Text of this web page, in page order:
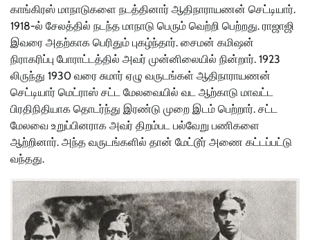
காங்கிரஸ் மாநாடுகளை நடத்தினார் ஆதிநாராயணன் செட்டியார்.
1918-ல் சேலத்தில் நடந்த மாநாடு பெரும் வெற்றி பெற்றது. ராஜாஜி
இவரை அதற்காக பெரிதும் புகழ்ந்தார். சைமன் கமிஷன்
நிராகரிப்பு போராட்டத்தில் அவர் முன்னிலையில் நின்றார். 1923
லிருந்து 1930 வரை சுமார் ஏழு வருடங்கள் ஆதிநாராயணன்
செட்டியார் மெட்ராஸ் சட்ட மேலவையில் வட ஆற்காடு மாவட்ட
பிரதிநிதியாக தொடர்ந்து இரண்டு முறை இடம் பெற்றார். சட்ட
மேலவை உறுப்பினராக அவர் திறம்பட பல்வேறு பணிகளை
ஆற்றினார். அந்த வருடங்களில் தான் மேட்டூர் அணை கட்டப்பட்டு
வந்தது.